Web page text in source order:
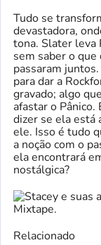
Tudo se
devastadora,
tona. Slater leva
sem saber o
passaram
para dar a
gravado; algo
afastar o
dizer se ela está
ele. Isso é tudo
a noção com o
ela encontrará
nostálgica?
Relacionado